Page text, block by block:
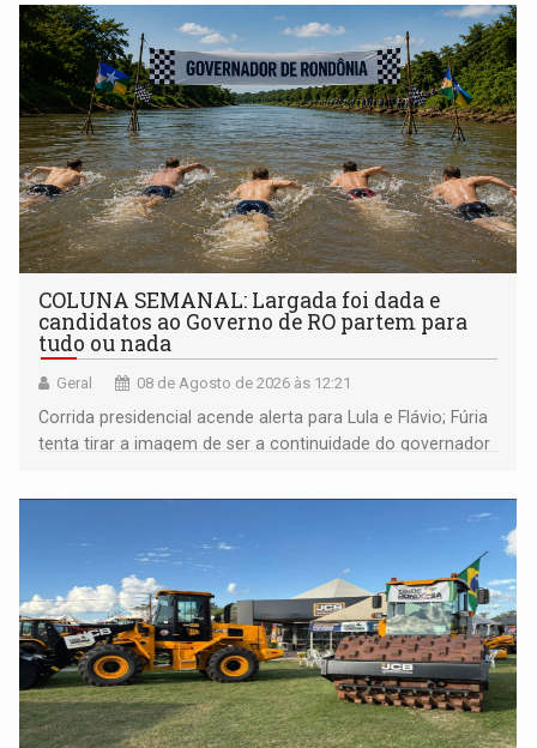
COLUNA SEMANAL: Largada foi dada e
candidatos ao Governo de RO partem para
tudo ou nada
Geral 08 de Agosto de 2026 às 12:21
Corrida presidencial acende alerta para Lula e Flávio; Fúria
tenta tirar a imagem de ser a continuidade do governador
não ter entrado no modo eleição; ABAV faz evento em